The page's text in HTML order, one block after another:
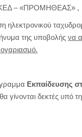
– «ΠΡΟΜΗΘΕΑΣ» ,
ηλεκτρονικού
της υποβολής να
Εκπαίδευσης
γίνονται δεκτές υπό